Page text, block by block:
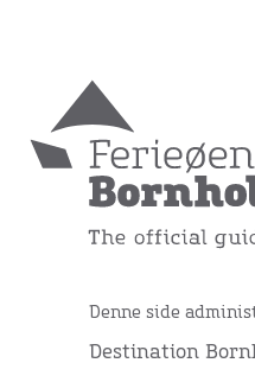
Denne side
Destination